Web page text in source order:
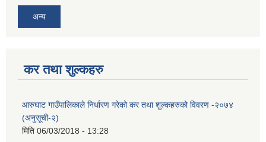
अन्य
कर तथा शुल्कहरु
आरुघाट गाउँपालिकाले निर्धारण गरेको कर तथा शुल्कहरुको विवरण -२०७४
(अनुसूची-२)
मिति 06/03/2018 - 13:28